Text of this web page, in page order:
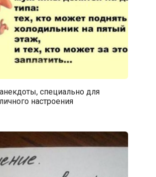
специально для
настроения